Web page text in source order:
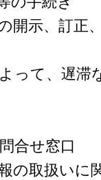
開示、訂正
って、遅
合せ窓口
の取扱いに